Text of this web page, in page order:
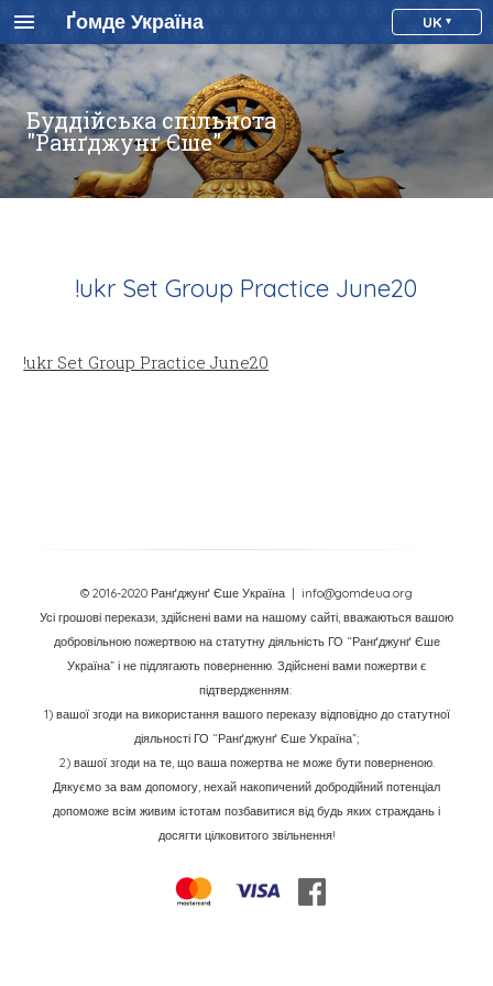
Ґомде Україна UK
Буддійська спільнота
"Ранґджунґ Єше"
!ukr Set Group Practice June20
!ukr Set Group Practice June20
© 2016-2020 Ранґджунґ Єше Україна
| info@gomdeua.org
Усі грошові перекази, здійснені вами на нашому сайті, вважаються вашою
добровільною пожертвою на статутну діяльність ГО “Ранґджунґ Єше
Україна” і не підлягають поверненню. Здійснені вами пожертви є
підтвердженням:
1) вашої згоди на використання вашого переказу відповідно до статутної
діяльності ГО “Ранґджунґ Єше Україна”;
2) вашої згоди на те, що ваша пожертва не може бути поверненою.
Дякуємо за вам допомогу, нехай накопичений добродійний потенціал
допоможе всім живим істотам позбавитися від будь яких страждань і
досягти цілковитого звільнення!